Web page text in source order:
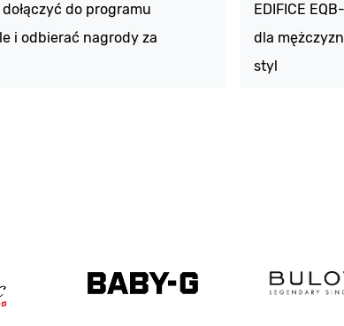
do programu
i odbierać nagrody za
EDIFICE
dla
styl